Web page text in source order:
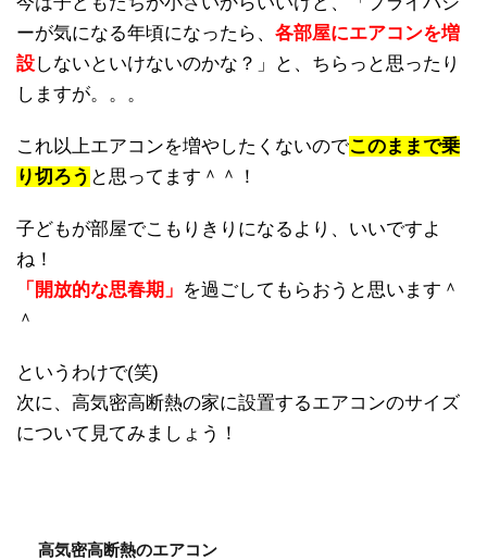
ーが気になる年頃になったら、 各部屋にエアコンを増
設しないといけないのかな？」と、ちらっと思ったり
しますが。。。
これ以上エアコンを増やしたくないのでこのままで乗
り切ろう と思ってます＾＾！
子どもが部屋でこもりきりになるより、いいですよ
ね！
「開放的な思春期」 を過ごしてもらおうと思います＾
＾
というわけで(笑)
次に、高気密高断熱の家に設置するエアコンのサイズ
について見てみましょう！
高気密高断熱のエアコン